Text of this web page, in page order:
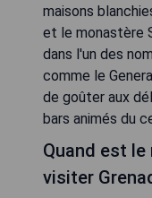
maisons
et le monastère
dans l'un des
comme le
de goûter aux
bars animés du
Quand est
visiter